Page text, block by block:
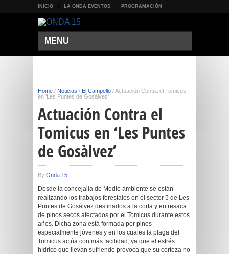
INICIO LA ONDA EVENTOS PROGRAMACIÓN
MENU
Home / Noticias / El Campello /Actuación Contra el Tomicus
en ‘Les Puntes de Gosàlvez’
Actuación Contra el
Tomicus en ‘Les Puntes
de Gosàlvez’
By Onda 15
Desde la concejalía de Medio ambiente se están
realizando los trabajos forestales en el sector 5 de Les
Puntes de Gosàlvez destinados a la corta y entresaca
de pinos secos afectados por el Tomicus durante estos
años. Dicha zona está formada por pinos
especialmente jóvenes y en los cuales la plaga del
Tomicus actúa con más facilidad, ya que el estrés
hídrico que llevan sufriendo provoca que su corteza no